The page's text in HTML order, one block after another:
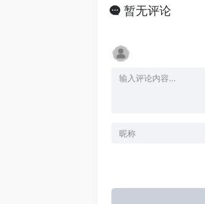
暂无评论